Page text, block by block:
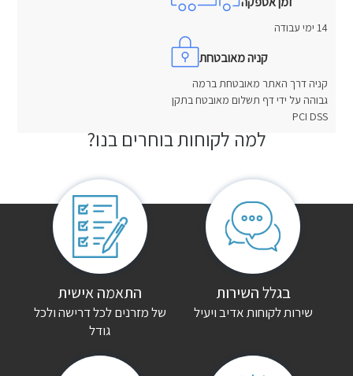
14 ימי עבודה
קניה מאובטחת
קניה דרך האתר מאובטחת ברמה
גבוהה על ידי דף תשלום מאובטח בתקן
PCI DSS
אין עדיין חוות דעת.
היה הראשון לכתוב סקירה “בסיס מרופד שפתיים”
האימייל לא יוצג באתר.
שדות החובה מסומנים
למה לקוחות בוחרים בנו?
בגלל השירות
שירות לקוחות אדיב ויעיל
התאמה אישית
של מזרנים לכל דרישה ולכל
גודל